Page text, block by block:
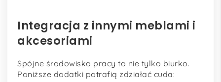
Integracja z innymi meblami i
akcesoriami
Spójne środowisko pracy to nie tylko biurko.
Poniższe dodatki potrafią zdziałać cuda: